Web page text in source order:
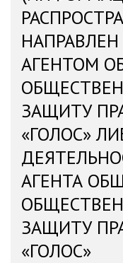
АГЕНТОМ
ЗАЩИТУ
«ГОЛОС»
АГЕНТА
ЗАЩИТУ
«ГОЛОС»